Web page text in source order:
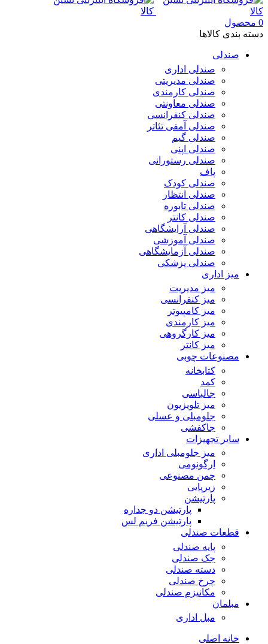
0 محصول
دسته بندی کالاها
صندلی
صندلی اداری
صندلی مدیریتی
صندلی کارمندی
صندلی معاونتی
صندلی کنفرانسی
صندلی آمفی تئاتر
صندلی گیم
صندلی اپنی
صندلی رستورانی
پاف
صندلی کودک
صندلی انتظار
صندلی تابوره
صندلی کانتر
صندلی آرایشگاهی
صندلی آموزشی
صندلی آزمایشگاهی
صندلی پزشکی
میز اداری
میز مدیریت
میز کنفرانسی
میز کامپیوتر
میز کارمندی
میز کارگروهی
میز کانتر
مصنوعات چوبی
کتابخانه
کمد
جالباسی
میز تلویزیون
جلومبلی و عسلی
جاکفشی
سایر تجهیزات
میز جلومبلی اداری
ارگونومی
چمن مصنوعی
زیرپایی
پارتیشن
پارتیشن دو جداره
پارتیشن فریم لس
قطعات صندلی
پایه صندلی
جک صندلی
دسته صندلی
چرخ صندلی
مکانیزم صندلی
مبلمان
مبل اداری
خانه اصلی